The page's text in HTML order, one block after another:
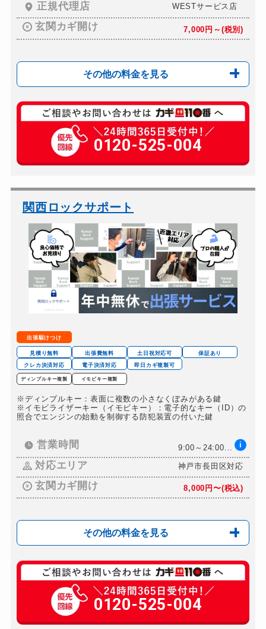
正規代理店 WESTサービス店
玄関カギ開け 7,000円～(税別)
その他の料金を見る
玄関カギ複製 499円(税込)～
玄関カギ開け 7,000円～(税別)
玄関カギ修理 7,000円～(税別)
玄関カギ交換
車カギ開け 7,000円～(税別)
バイクカギ開け 7,000円～(税別)
バイクカギ作成 7,000円～(税別)
金庫カギ開け 7,000円～(税別)
ロッカーカギ開け 7,000円～(税別)
0120-525-004
関西ロックサポート
出張駆けつけ
見積り無料 出張費無料 土日祝対応可
保証あり
クレカ決済対応
電子決済対応 即日カギ複製可
ディンプルキー複製 イモビキー複製
※ディンプルキー：表面に複数の小さなくぼみがある鍵
※イモビライザーキー（イモビキー）：電子的なキー（ID）の
照合でエンジンの始動を制御する防犯装置の付いた鍵
営業時間 9:00～24:00... i
対応エリア 神戸市長田区対応
玄関カギ開け 8,000円〜(税込)
その他の料金を見る
玄関カギ修理 8,000円〜(税込)
玄関カギ作成 10,000円〜(税込)
玄関カギ交換 10,000円〜(税込)
0120-525-004